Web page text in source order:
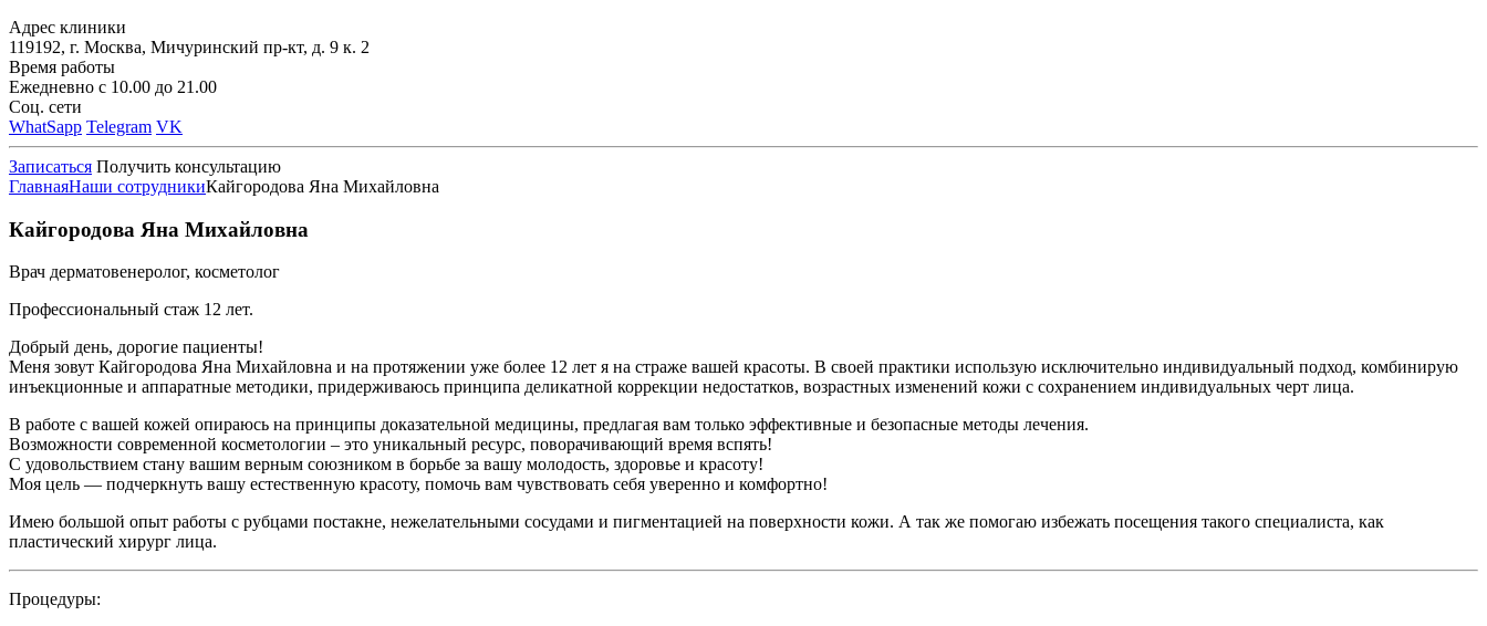
Адрес клиники
119192, г. Москва, Мичуринский пр-кт, д. 9 к. 2
Время работы
Ежедневно с 10.00 до 21.00
Соц. сети
WhatSapp Telegram VK
Записаться Получить консультацию
ГлавнаяНаши сотрудникиКайгородова Яна Михайловна
Кайгородова Яна Михайловна
Врач дерматовенеролог, косметолог
Профессиональный стаж 12 лет.
Добрый день, дорогие пациенты!
Меня зовут Кайгородова Яна Михайловна и на протяжении уже более 12 лет я на страже вашей красоты. В своей практики использую исключительно индивидуальный подход, комбинирую
инъекционные и аппаратные методики, придерживаюсь принципа деликатной коррекции недостатков, возрастных изменений кожи с сохранением индивидуальных черт лица.
В работе с вашей кожей опираюсь на принципы доказательной медицины, предлагая вам только эффективные и безопасные методы лечения.
Возможности современной косметологии – это уникальный ресурс, поворачивающий время вспять!
С удовольствием стану вашим верным союзником в борьбе за вашу молодость, здоровье и красоту!
Моя цель — подчеркнуть вашу естественную красоту, помочь вам чувствовать себя уверенно и комфортно!
Имею большой опыт работы с рубцами постакне, нежелательными сосудами и пигментацией на поверхности кожи. А так же помогаю избежать посещения такого специалиста, как
пластический хирург лица.
Процедуры: